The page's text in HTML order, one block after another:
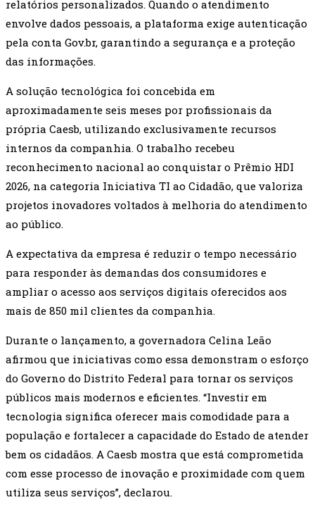
relatórios personalizados. Quando o atendimento
envolve dados pessoais, a plataforma exige autenticação
pela conta Gov.br, garantindo a segurança e a proteção
das informações.
A solução tecnológica foi concebida em
aproximadamente seis meses por profissionais da
própria Caesb, utilizando exclusivamente recursos
internos da companhia. O trabalho recebeu
reconhecimento nacional ao conquistar o Prêmio HDI
2026, na categoria Iniciativa TI ao Cidadão, que valoriza
projetos inovadores voltados à melhoria do atendimento
ao público.
A expectativa da empresa é reduzir o tempo necessário
para responder às demandas dos consumidores e
ampliar o acesso aos serviços digitais oferecidos aos
mais de 850 mil clientes da companhia.
Durante o lançamento, a governadora Celina Leão
afirmou que iniciativas como essa demonstram o esforço
do Governo do Distrito Federal para tornar os serviços
públicos mais modernos e eficientes. “Investir em
tecnologia significa oferecer mais comodidade para a
população e fortalecer a capacidade do Estado de atender
bem os cidadãos. A Caesb mostra que está comprometida
com esse processo de inovação e proximidade com quem
utiliza seus serviços”, declarou.